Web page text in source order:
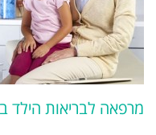
מרפאה לבריאות הילד